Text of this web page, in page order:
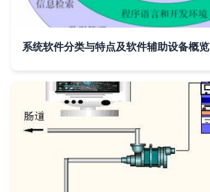
系统软件分类与特点及软件辅助设备概览